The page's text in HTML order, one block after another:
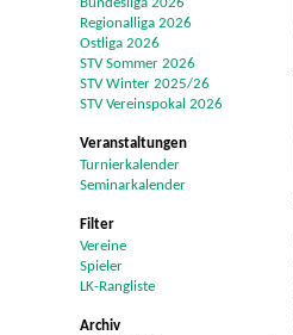
Regionalliga 2026
Ostliga 2026
STV Sommer 2026
STV Winter 2025/26
STV Vereinspokal 2026
Veranstaltungen
Turnierkalender
Seminarkalender
Filter
Vereine
Spieler
LK-Rangliste
Archiv